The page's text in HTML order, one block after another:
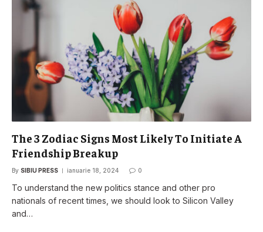
The 3 Zodiac Signs Most Likely To Initiate A
Friendship Breakup
By SIBIU PRESS ianuarie 18, 2024 0
To understand the new politics stance and other pro
nationals of recent times, we should look to Silicon Valley
and…